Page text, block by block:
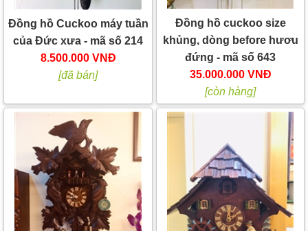
Đồng hồ Cuckoo máy tuần
của Đức xưa - mã số 214
8.500.000 VNĐ
[đã bán]
Đồng hồ cuckoo size
khủng, dòng before hươu
đứng - mã số 643
35.000.000 VNĐ
[còn hàng]